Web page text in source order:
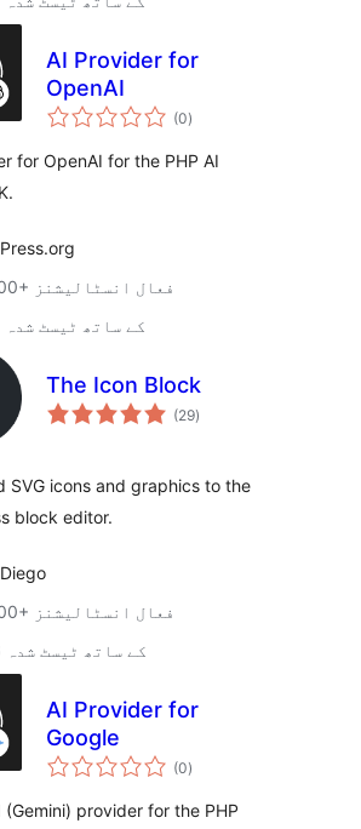
AI Provider for
OpenAI
(0مجموعی
درجہ
)
for OpenAI for the PHP AI
40,000+ فعال انسٹالیشنز
7.0.3 کے ساتھ ٹیسٹ شدہ
The Icon Block
(29مجموعی
درجہ
)
SVG icons and graphics to the
block editor.
40,000+ فعال انسٹالیشنز
6.9.6 کے ساتھ ٹیسٹ شدہ
AI Provider for
Google
(0مجموعی
درجہ
)
(Gemini) provider for the PHP